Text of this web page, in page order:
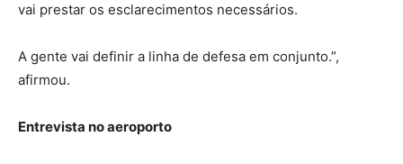
vai prestar os esclarecimentos necessários.
A gente vai definir a linha de defesa em conjunto.”,
afirmou.
Entrevista no aeroporto